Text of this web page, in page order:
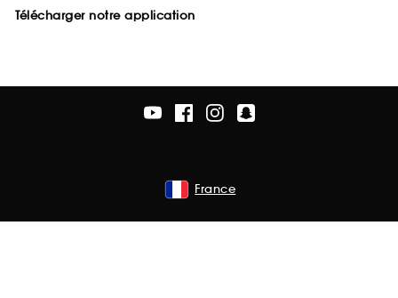
Télécharger notre application
France